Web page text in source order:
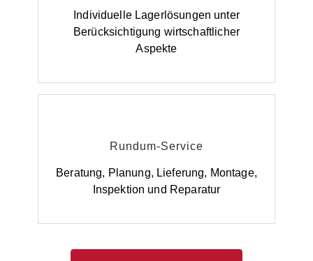
Individuelle Lagerlösungen unter
Berücksichtigung wirtschaftlicher
Aspekte
Rundum-Service
Beratung, Planung, Lieferung, Montage,
Inspektion und Reparatur